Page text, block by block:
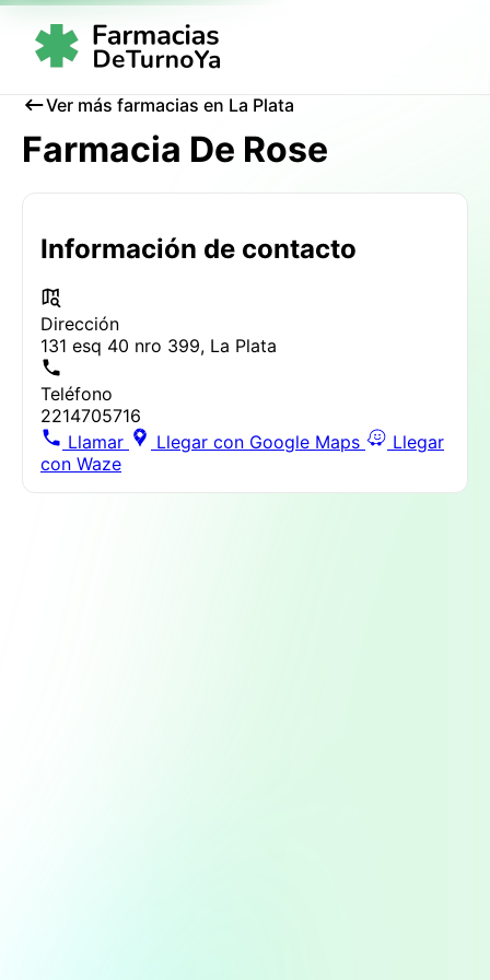
Ver más farmacias en La Plata
Farmacia De Rose
Información de contacto
Dirección
131 esq 40 nro 399, La Plata
Teléfono
2214705716
Llamar
Llegar con Google Maps
Llegar
con Waze